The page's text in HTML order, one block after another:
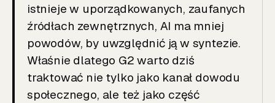
istnieje w uporządkowanych, zaufanych
źródłach zewnętrznych, AI ma mniej
powodów, by uwzględnić ją w syntezie.
Właśnie dlatego G2 warto dziś
traktować nie tylko jako kanał dowodu
społecznego, ale też jako część